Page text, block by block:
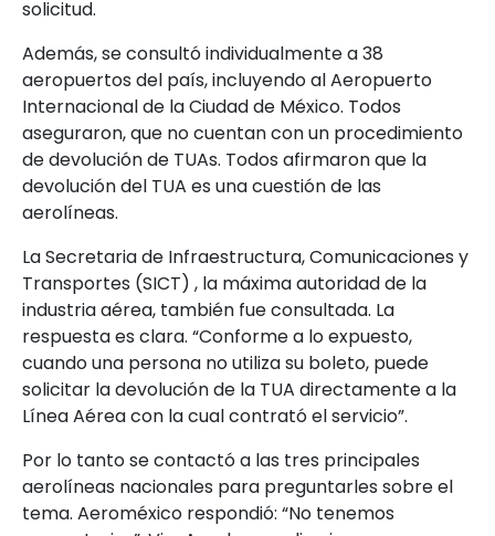
solicitud.
Además, se consultó individualmente a 38
aeropuertos del país, incluyendo al Aeropuerto
Internacional de la Ciudad de México. Todos
aseguraron, que no cuentan con un procedimiento
de devolución de TUAs. Todos afirmaron que la
devolución del TUA es una cuestión de las
aerolíneas.
La Secretaria de Infraestructura, Comunicaciones y
Transportes (SICT) , la máxima autoridad de la
industria aérea, también fue consultada. La
respuesta es clara. “Conforme a lo expuesto,
cuando una persona no utiliza su boleto, puede
solicitar la devolución de la TUA directamente a la
Línea Aérea con la cual contrató el servicio”.
Por lo tanto se contactó a las tres principales
aerolíneas nacionales para preguntarles sobre el
tema. Aeroméxico respondió: “No tenemos